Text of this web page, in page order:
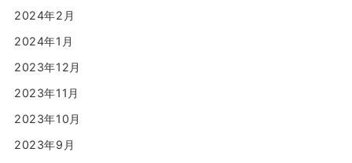
2024年2月
2024年1月
2023年12月
2023年11月
2023年10月
2023年9月